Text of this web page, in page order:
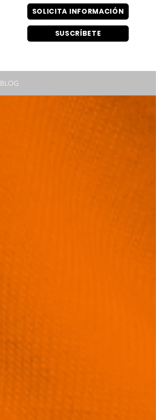
SOLICITA INFORMACIÓN
SUSCRÍBETE
BLOG